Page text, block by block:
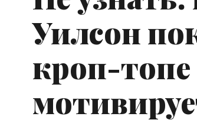
Уилсон
кроп-топе